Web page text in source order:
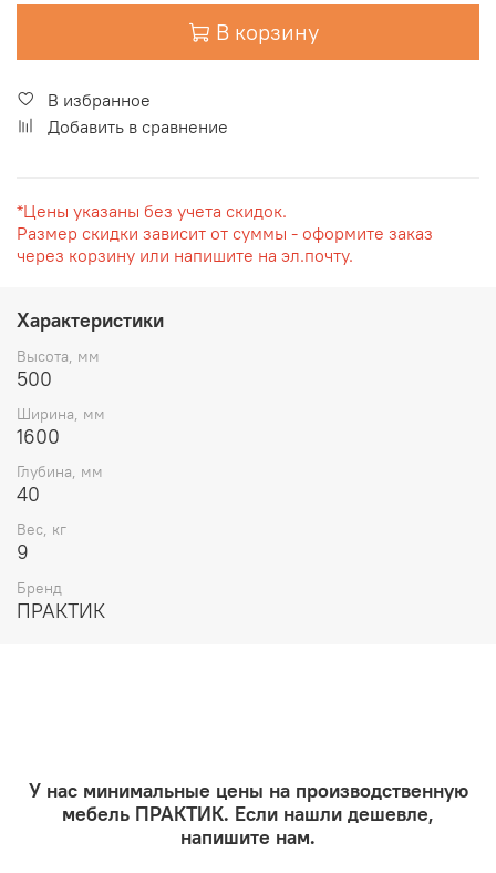
В корзину
В избранное
Добавить в сравнение
*Цены указаны без учета скидок.
Размер скидки зависит от суммы - оформите заказ
через корзину или напишите на эл.почту.
Характеристики
Высота, мм
500
Ширина, мм
1600
Глубина, мм
40
Вес, кг
9
Бренд
ПРАКТИК
У нас минимальные цены на производственную
мебель ПРАКТИК. Если нашли дешевле,
напишите нам.